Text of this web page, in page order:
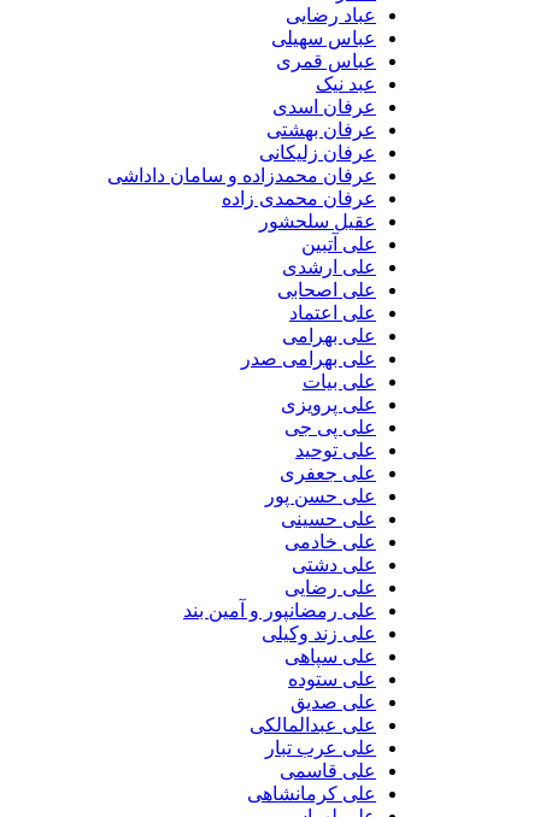
عباد رضایی
عباس سهیلی
عباس قمری
عبد نیک
عرفان اسدی
عرفان بهشتی
عرفان زلیکانی
عرفان محمدزاده و سامان داداشی
عرفان محمدی زاده
عقیل سلحشور
علی آتبین
علی ارشدی
علی اصحابی
علی اعتماد
علی بهرامی
علی بهرامی صدر
علی بیات
علی پرویزی
علی پی جی
علی توحید
علی جعفری
علی حسن پور
علی حسینی
علی خادمی
علی دشتی
علی رضایی
علی رمضانپور و آمین بند
علی زند وکیلی
علی سپاهی
علی ستوده
علی صدیق
علی عبدالمالکی
علی عرب تبار
علی قاسمی
علی کرمانشاهی